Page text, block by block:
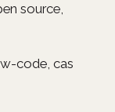
source,
code, cas